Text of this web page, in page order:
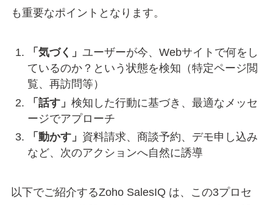
も重要なポイントとなります。
「気づく」 ユーザーが今、Webサイトで何をし
ているのか？という状態を検知（特定ページ閲
覧、再訪問等）
「話す」 検知した行動に基づき、最適なメッセ
ージでアプローチ
「動かす」 資料請求、商談予約、デモ申し込み
など、次のアクションへ自然に誘導
以下でご紹介するZoho SalesIQ は、この3プロセ